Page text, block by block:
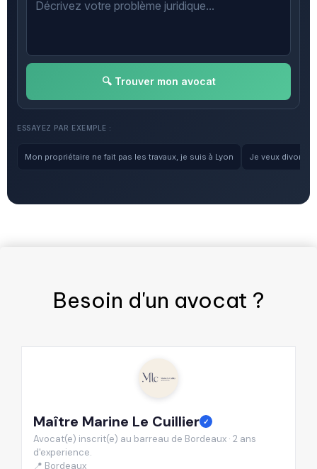
🔍 Trouver mon avocat
ESSAYEZ PAR EXEMPLE :
Mon propriétaire ne fait pas les travaux, je suis à Lyon Je veux
Besoin d'un avocat ?
Maître Marine Le Cuillier ✓
Avocat(e) inscrit(e) au barreau de Bordeaux · 2 ans
d'experience.
📍 Bordeaux